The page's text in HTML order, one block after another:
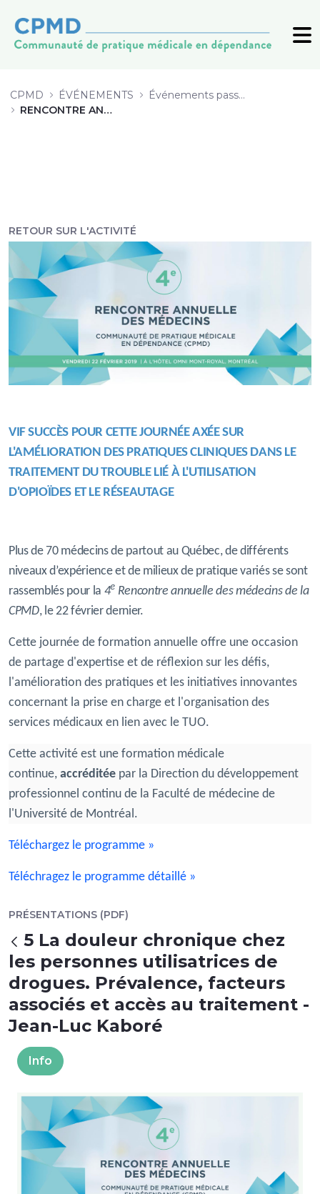
CPMD ÉVÉNEMENTS
Événements passés (archive)
RENCONTRE ANNUELLE 2019
RETOUR SUR L'ACTIVITÉ
VIF SUCCÈS POUR CETTE JOURNÉE AXÉE SUR
L'AMÉLIORATION DES PRATIQUESCLINIQUESDANS LE
TRAITEMENT DU TROUBLE LIÉ À L'UTILISATION
D'OPIOÏDES ET LE RÉSEAUTAGE
Plus de 70 médecins de partout au Québec, de différents
niveaux d’expérience et de milieux de pratique variés se sont
rassemblés pour la 4e Rencontre annuelle des médecins de la
CPMD, le 22 février dernier.
Cette journée de formation annuelle offre une occasion
de partage d'expertise et de réflexion sur les défis,
l'amélioration des pratiques et les initiatives innovantes
concernant la prise en charge et l'organisation des
services médicaux en lien avec le TUO.
Cette activité est une formation médicale
continue, accréditée par la Direction du développement
professionnel continu de la Faculté de médecine de
l'Université de Montréal.
Téléchargez le programme »
Téléchragez le programme détaillé »
PRÉSENTATIONS (PDF)
Back
5 La douleur chronique chez
les personnes utilisatrices de
drogues. Prévalence, facteurs
associés et accès au traitement -
Jean-Luc Kaboré
Info